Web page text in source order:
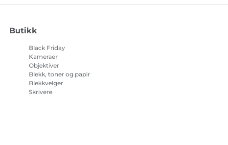
Butikk
Black Friday
Kameraer
Objektiver
Blekk, toner og papir
Blekkvelger
Skrivere